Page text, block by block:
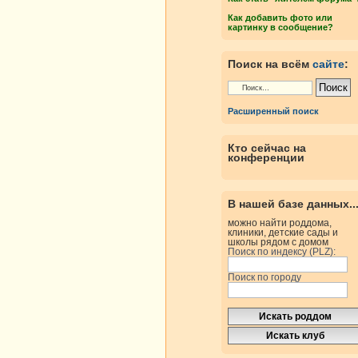
Как добавить фото или
картинку в сообщение?
Поиск на всём сайте:
Расширенный поиск
Кто сейчас на
конференции
В нашей базе данных...
можно найти роддома,
клиники, детские сады и
школы рядом с домом
Поиск по индексу (PLZ):
Поиск по городу